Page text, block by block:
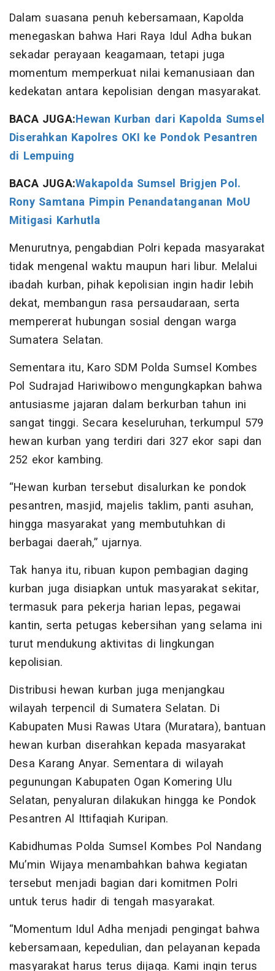
Dalam suasana penuh kebersamaan, Kapolda
menegaskan bahwa Hari Raya Idul Adha bukan
sekadar perayaan keagamaan, tetapi juga
momentum memperkuat nilai kemanusiaan dan
kedekatan antara kepolisian dengan masyarakat.
BACA JUGA:Hewan Kurban dari Kapolda Sumsel
Diserahkan Kapolres OKI ke Pondok Pesantren
di Lempuing
BACA JUGA:Wakapolda Sumsel Brigjen Pol.
Rony Samtana Pimpin Penandatanganan MoU
Mitigasi Karhutla
Menurutnya, pengabdian Polri kepada masyarakat
tidak mengenal waktu maupun hari libur. Melalui
ibadah kurban, pihak kepolisian ingin hadir lebih
dekat, membangun rasa persaudaraan, serta
mempererat hubungan sosial dengan warga
Sumatera Selatan.
Sementara itu, Karo SDM Polda Sumsel Kombes
Pol Sudrajad Hariwibowo mengungkapkan bahwa
antusiasme jajaran dalam berkurban tahun ini
sangat tinggi. Secara keseluruhan, terkumpul 579
hewan kurban yang terdiri dari 327 ekor sapi dan
252 ekor kambing.
“Hewan kurban tersebut disalurkan ke pondok
pesantren, masjid, majelis taklim, panti asuhan,
hingga masyarakat yang membutuhkan di
berbagai daerah,” ujarnya.
Tak hanya itu, ribuan kupon pembagian daging
kurban juga disiapkan untuk masyarakat sekitar,
termasuk para pekerja harian lepas, pegawai
kantin, serta petugas kebersihan yang selama ini
turut mendukung aktivitas di lingkungan
kepolisian.
Distribusi hewan kurban juga menjangkau
wilayah terpencil di Sumatera Selatan. Di
Kabupaten Musi Rawas Utara (Muratara), bantuan
hewan kurban diserahkan kepada masyarakat
Desa Karang Anyar. Sementara di wilayah
pegunungan Kabupaten Ogan Komering Ulu
Selatan, penyaluran dilakukan hingga ke Pondok
Pesantren Al Ittifaqiah Kuripan.
Kabidhumas Polda Sumsel Kombes Pol Nandang
Mu’min Wijaya menambahkan bahwa kegiatan
tersebut menjadi bagian dari komitmen Polri
untuk terus hadir di tengah masyarakat.
“Momentum Idul Adha menjadi pengingat bahwa
kebersamaan, kepedulian, dan pelayanan kepada
masyarakat harus terus dijaga. Kami ingin terus